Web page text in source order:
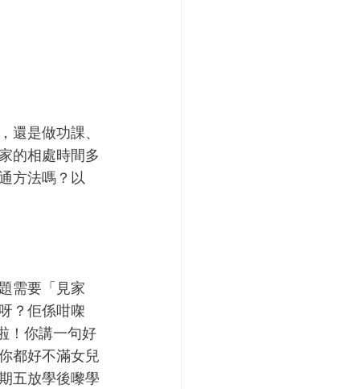
是做功課、
的相處時間多
方法嗎？以
需要「見家
？佢係咁㗎
！你講一句好
都好不滿女兒
五放學後嚟學